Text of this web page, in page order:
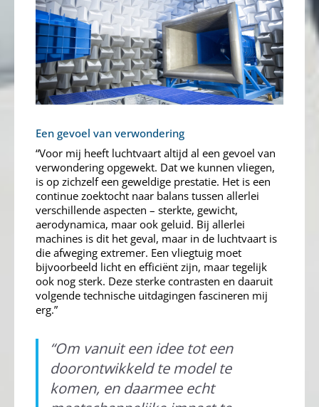
Een gevoel van verwondering
“Voor mij heeft luchtvaart altijd al een gevoel van
verwondering opgewekt. Dat we kunnen vliegen,
is op zichzelf een geweldige prestatie. Het is een
continue zoektocht naar balans tussen allerlei
verschillende aspecten – sterkte, gewicht,
aerodynamica, maar ook geluid. Bij allerlei
machines is dit het geval, maar in de luchtvaart is
die afweging extremer. Een vliegtuig moet
bijvoorbeeld licht en efficiënt zijn, maar tegelijk
ook nog sterk. Deze sterke contrasten en daaruit
volgende technische uitdagingen fascineren mij
erg.”
“Om vanuit een idee tot een
doorontwikkeld te model te
komen, en daarmee echt